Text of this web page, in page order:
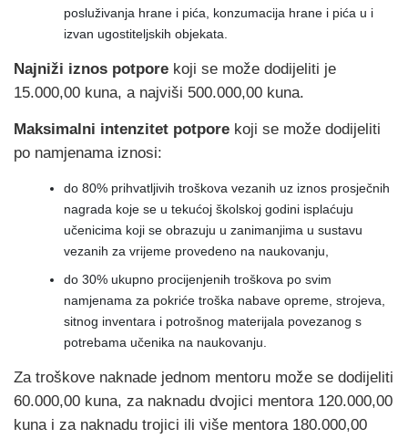
posluživanja hrane i pića, konzumacija hrane i pića u i
izvan ugostiteljskih objekata.
Najniži iznos potpore koji se može dodijeliti je
15.000,00 kuna, a najviši 500.000,00 kuna.
Maksimalni intenzitet potpore koji se može dodijeliti
po namjenama iznosi:
do 80% prihvatljivih troškova vezanih uz iznos prosječnih
nagrada koje se u tekućoj školskoj godini isplaćuju
učenicima koji se obrazuju u zanimanjima u sustavu
vezanih za vrijeme provedeno na naukovanju,
do 30% ukupno procijenjenih troškova po svim
namjenama za pokriće troška nabave opreme, strojeva,
sitnog inventara i potrošnog materijala povezanog s
potrebama učenika na naukovanju.
Za troškove naknade jednom mentoru može se dodijeliti
60.000,00 kuna, za naknadu dvojici mentora 120.000,00
kuna i za naknadu trojici ili više mentora 180.000,00